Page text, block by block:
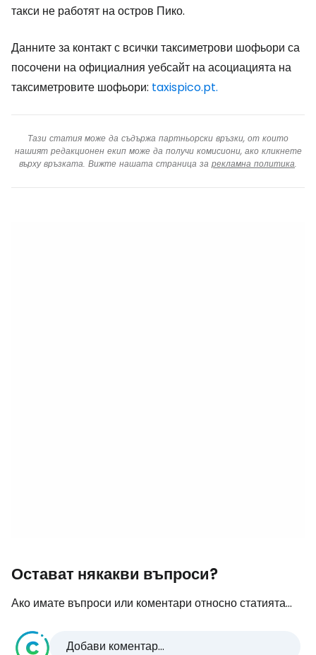
такси не работят на остров Пико.
Данните за контакт с всички таксиметрови шофьори са
посочени на официалния уебсайт на асоциацията на
таксиметровите шофьори: taxispico.pt.
Тази статия може да съдържа партньорски връзки, от които
нашият редакционен екип може да получи комисиони, ако кликнете
върху връзката. Вижте нашата страница за рекламна политика.
Остават някакви въпроси?
Ако имате въпроси или коментари относно статията...
Добави коментар...